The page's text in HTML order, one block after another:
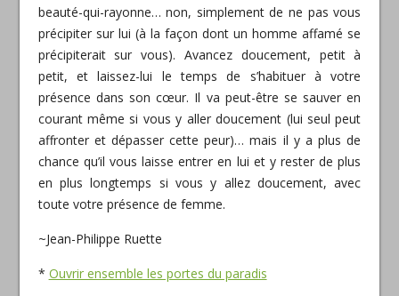
beauté-qui-rayonne… non, simplement de ne pas vous
précipiter sur lui (à la façon dont un homme affamé se
précipiterait sur vous). Avancez doucement, petit à
petit, et laissez-lui le temps de s’habituer à votre
présence dans son cœur. Il va peut-être se sauver en
courant même si vous y aller doucement (lui seul peut
affronter et dépasser cette peur)… mais il y a plus de
chance qu’il vous laisse entrer en lui et y rester de plus
en plus longtemps si vous y allez doucement, avec
toute votre présence de femme.
~Jean-Philippe Ruette
* Ouvrir ensemble les portes du paradis